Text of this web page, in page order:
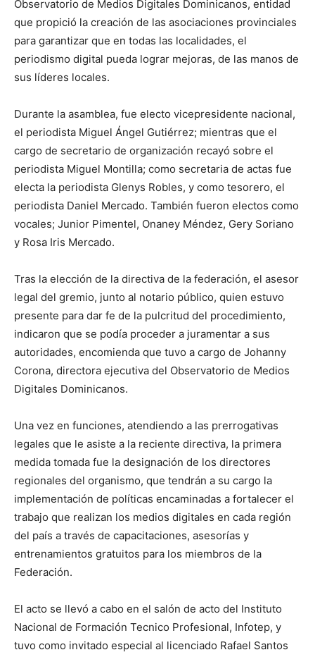
Observatorio de Medios Digitales Dominicanos, entidad
que propició la creación de las asociaciones provinciales
para garantizar que en todas las localidades, el
periodismo digital pueda lograr mejoras, de las manos de
sus líderes locales.
Durante la asamblea, fue electo vicepresidente nacional,
el periodista Miguel Ángel Gutiérrez; mientras que el
cargo de secretario de organización recayó sobre el
periodista Miguel Montilla; como secretaria de actas fue
electa la periodista Glenys Robles, y como tesorero, el
periodista Daniel Mercado. También fueron electos como
vocales; Junior Pimentel, Onaney Méndez, Gery Soriano
y Rosa Iris Mercado.
Tras la elección de la directiva de la federación, el asesor
legal del gremio, junto al notario público, quien estuvo
presente para dar fe de la pulcritud del procedimiento,
indicaron que se podía proceder a juramentar a sus
autoridades, encomienda que tuvo a cargo de Johanny
Corona, directora ejecutiva del Observatorio de Medios
Digitales Dominicanos.
Una vez en funciones, atendiendo a las prerrogativas
legales que le asiste a la reciente directiva, la primera
medida tomada fue la designación de los directores
regionales del organismo, que tendrán a su cargo la
implementación de políticas encaminadas a fortalecer el
trabajo que realizan los medios digitales en cada región
del país a través de capacitaciones, asesorías y
entrenamientos gratuitos para los miembros de la
Federación.
El acto se llevó a cabo en el salón de acto del Instituto
Nacional de Formación Tecnico Profesional, Infotep, y
tuvo como invitado especial al licenciado Rafael Santos